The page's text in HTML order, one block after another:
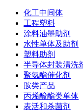
化工中间体
工程塑料
涂料油墨助剂
水性单体及助剂
塑料助剂
半导体封装清洗
聚氨酯催化剂
胺类产品
丙烯酸酯类单体
表活和杀菌剂